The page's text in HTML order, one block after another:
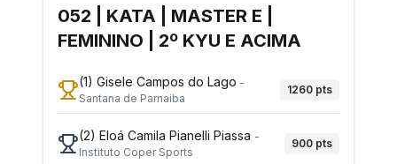
052 | KATA | MASTER E |
FEMININO | 2º KYU E ACIMA
(1) Gisele Campos do Lago -
Santana de Parnaiba
1260 pts
(2) Eloá Camila Pianelli Piassa -
Instituto Coper Sports
900 pts